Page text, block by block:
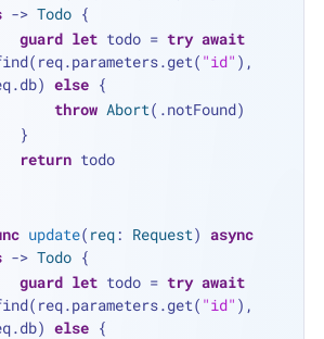
-> Todo {
guard let todo = try await
"id" ),
else {
throw Abort(.notFound)
        }
return todo
update( req: Request) async
-> Todo {
guard let todo = try await
"id" ),
else {